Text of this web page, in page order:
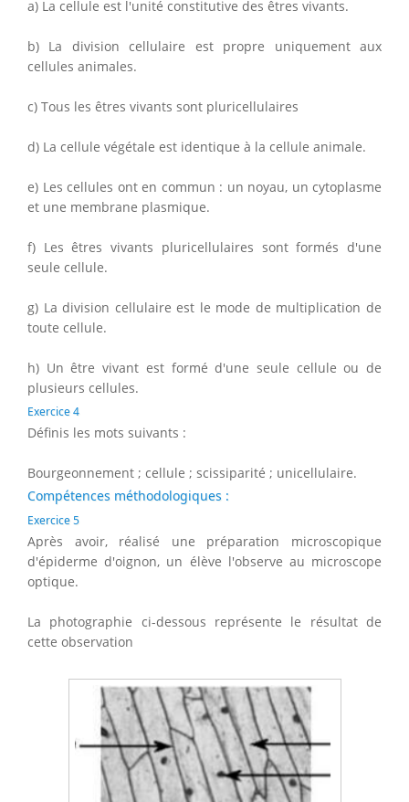
a) La cellule est l'unité constitutive des êtres vivants.
b) La division cellulaire est propre uniquement aux
cellules animales.
c) Tous les êtres vivants sont pluricellulaires
d) La cellule végétale est identique à la cellule animale.
e) Les cellules ont en commun : un noyau, un cytoplasme
et une membrane plasmique.
f) Les êtres vivants pluricellulaires sont formés d'une
seule cellule.
g) La division cellulaire est le mode de multiplication de
toute cellule.
h) Un être vivant est formé d'une seule cellule ou de
plusieurs cellules.
Exercice 4
Définis les mots suivants :
Bourgeonnement ; cellule ; scissiparité ; unicellulaire.
Compétences méthodologiques :
Exercice 5
Après avoir, réalisé une préparation microscopique
d'épiderme d'oignon, un élève l'observe au microscope
optique.
La photographie ci-dessous représente le résultat de
cette observation